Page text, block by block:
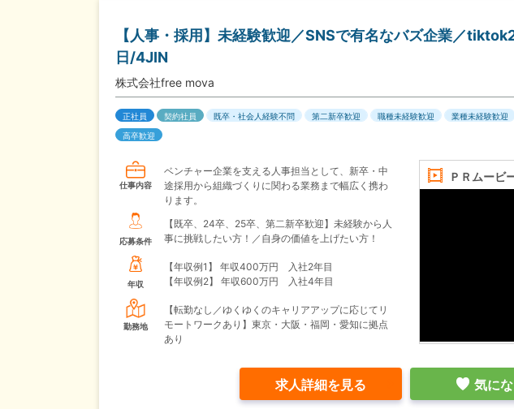
【人事・採用】未経験歓迎／SNSで有名なバズ企業／
日/4JIN
株式会社free mova
正社員 契約社員 既卒・社会人経験不問 第二新卒歓迎 職種未経験歓迎 業種未経験歓迎
高卒歓迎
ＰＲムービ
仕事内容
ベンチャー企業を支える人事担当として、新卒・中
途採用から組織づくりに関わる業務まで幅広く携わ
ります。
応募条件
【既卒、24卒、25卒、第二新卒歓迎】未経験から人
事に挑戦したい方！／自身の価値を上げたい方！
年収
【年収例1】
年収400万円 入社2年目
【年収例2】
年収600万円 入社4年目
勤務地
【転勤なし／ゆくゆくのキャリアアップに応じてリ
モートワークあり】東京・大阪・福岡・愛知に拠点
あり
求人詳細を見る 気に